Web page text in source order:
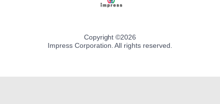
Copyright ©2026
Impress Corporation. All rights reserved.